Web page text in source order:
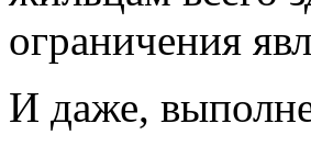
ограничения
И даже,